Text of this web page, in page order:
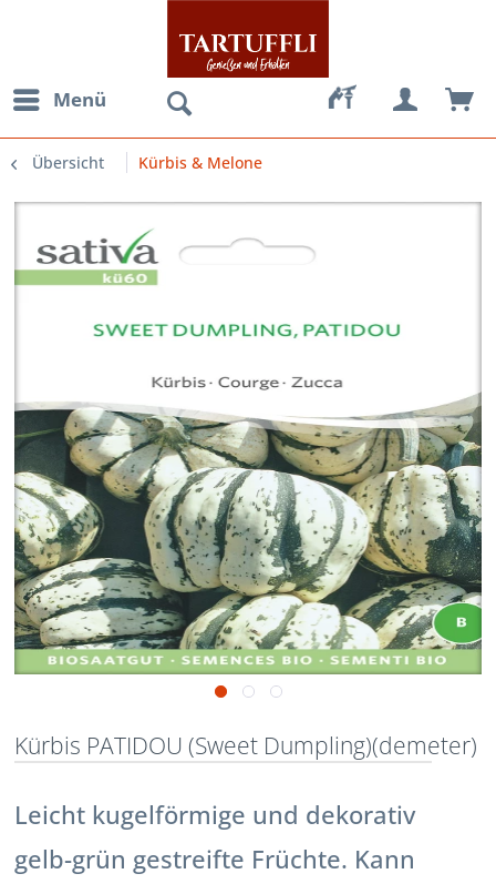
Menü
Übersicht Kürbis & Melone
Kürbis PATIDOU (Sweet Dumpling)(demeter)
Leicht kugelförmige und dekorativ
gelb-grün gestreifte Früchte. Kann